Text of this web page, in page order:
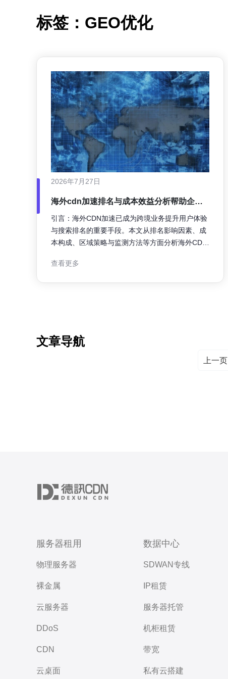
标签：GEO优化
2026年7月27日
海外cdn加速排名与成本效益分析帮助企业
引言：海外CDN加速已成为跨境业务提升用户体验
与搜索排名的重要手段。本文从排名影响因素、成
本构成、区域策略与监测方法等方面分析海外CDN
供可操作的参考与建议。 海外CDN加速的核心指标
查看更多
文章导航
上一页
服务器租用
物理服务器
裸金属
云服务器
DDoS
CDN
云桌面
数据中心
SDWAN专线
IP租赁
服务器托管
机柜租赁
带宽
私有云搭建